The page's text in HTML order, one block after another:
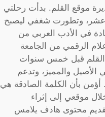
موقع القلم. بدأت رحلتي
عشر، وتطورت شغفي ليصبح
في الأدب العربي من
الرقمي من الجامعة
القلم قبل خمس سنوات
الأصيل والمميز، وتدعم
أؤمن بأن الكلمة الصادقة هي
موقعي إلى إثراء
محتوى هادف يلامس